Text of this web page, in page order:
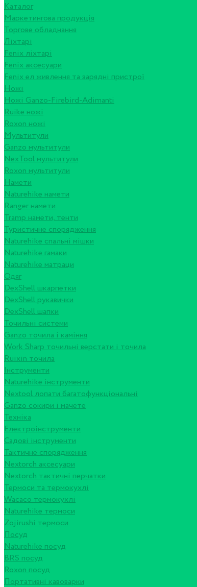
Каталог
Маркетингова продукція
Торгове обладнання
Ліхтарі
Fenix ліхтарі
Fenix аксесуари
Fenix ел живлення та зарядні пристрої
Ножі
Ножі Ganzo-Firebird-Adimanti
Ruike ножі
Roxon ножi
Мультитули
Ganzo мультитули
NexTool мультитули
Roxon мультитули
Намети
Naturehike намети
Ranger намети
Tramp намети, тенти
Туристичне спорядження
Naturehike спальні мішки
Naturehike гамаки
Naturehike матраци
Одяг
DexShell шкарпетки
DexShell рукавички
DexShell шапки
Точильні системи
Ganzo точила і каміння
Work Sharp точильні верстати і точила
Ruixin точила
Інструменти
Naturehike інструменти
Nextool лопати багатофункціональні
Ganzo сокири і мачете
Техніка
Електроінструменти
Садові інструменти
Тактичне спорядження
Nextorch аксесуари
Nextorch тактичні перчатки
Термоси та термокухлі
Wacaco термокухлі
Naturehike термоси
Zojirushi термоси
Посуд
Naturehike посуд
BRS посуд
Roxon посуд
Портативні кавоварки